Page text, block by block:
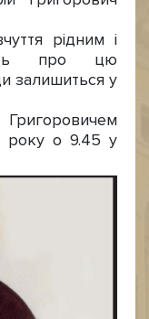
рідним і
про цю
залишиться у
року о 9.45 у